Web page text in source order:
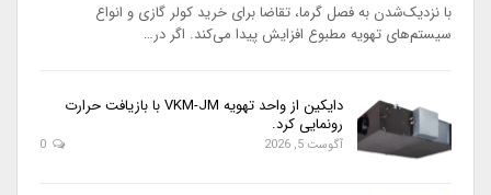
با نزدیک‌شدن به فصل گرما، تقاضا برای خرید کولر گازی و انواع
سیستم‌های تهویه مطبوع افزایش پیدا می‌کند. اگر در…
دایکین از واحد تهویه VKM-JM با بازیافت حرارت
رونمایی کرد.
آگوست 5, 2026